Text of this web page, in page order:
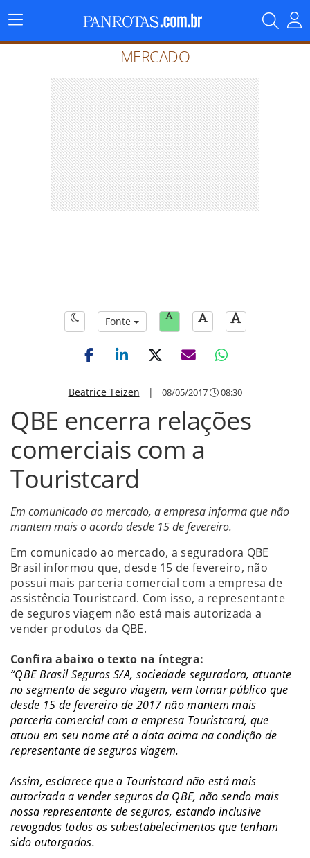
Menu
Principal
MERCADO
Fonte
Beatrice Teizen | 08/05/2017 08:30
QBE encerra relações
comerciais com a
Touristcard
Em comunicado ao mercado, a empresa informa que não
mantem mais o acordo desde 15 de fevereiro.
Em comunicado ao mercado, a seguradora QBE
Brasil informou que, desde 15 de fevereiro, não
possui mais parceria comercial com a empresa de
assistência Touristcard. Com isso, a representante
de seguros viagem não está mais autorizada a
vender produtos da QBE.
Confira abaixo o texto na íntegra:
“QBE Brasil Seguros S/A, sociedade seguradora, atuante
no segmento de seguro viagem, vem tornar público que
desde 15 de fevereiro de 2017 não mantem mais
parceria comercial com a empresa Touristcard, que
atuou em seu nome até a data acima na condição de
representante de seguros viagem.
Assim, esclarece que a Touristcard não está mais
autorizada a vender seguros da QBE, não sendo mais
nossa representante de seguros, estando inclusive
revogados todos os subestabelecimentos que tenham
sido outorgados.